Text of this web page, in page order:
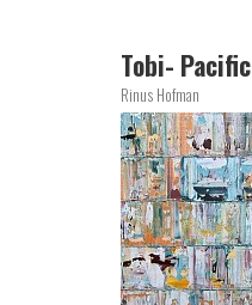
Tobi- Pacific
Rinus Hofman